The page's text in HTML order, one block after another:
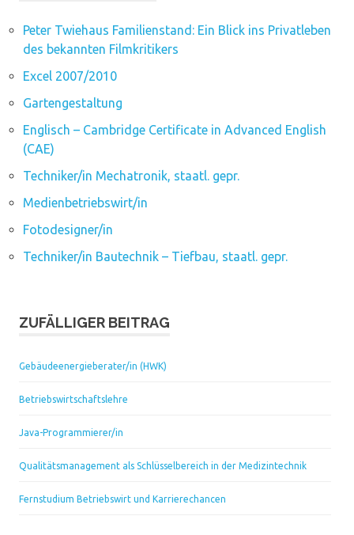
Peter Twiehaus Familienstand: Ein Blick ins Privatleben
des bekannten Filmkritikers
Excel 2007/2010
Gartengestaltung
Englisch – Cambridge Certificate in Advanced English
(CAE)
Techniker/in Mechatronik, staatl. gepr.
Medienbetriebswirt/in
Fotodesigner/in
Techniker/in Bautechnik – Tiefbau, staatl. gepr.
ZUFÄLLIGER BEITRAG
Gebäudeenergieberater/in (HWK)
Betriebswirtschaftslehre
Java-Programmierer/in
Qualitätsmanagement als Schlüsselbereich in der Medizintechnik
Fernstudium Betriebswirt und Karrierechancen